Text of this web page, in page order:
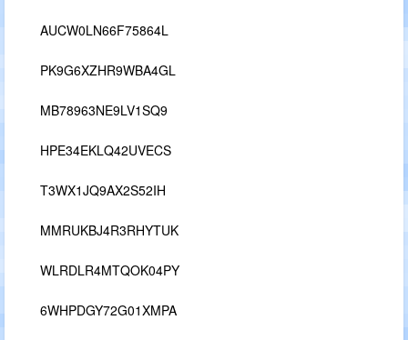
AUCW0LN66F75864L
PK9G6XZHR9WBA4GL
MB78963NE9LV1SQ9
HPE34EKLQ42UVECS
T3WX1JQ9AX2S52IH
MMRUKBJ4R3RHYTUK
WLRDLR4MTQOK04PY
6WHPDGY72G01XMPA